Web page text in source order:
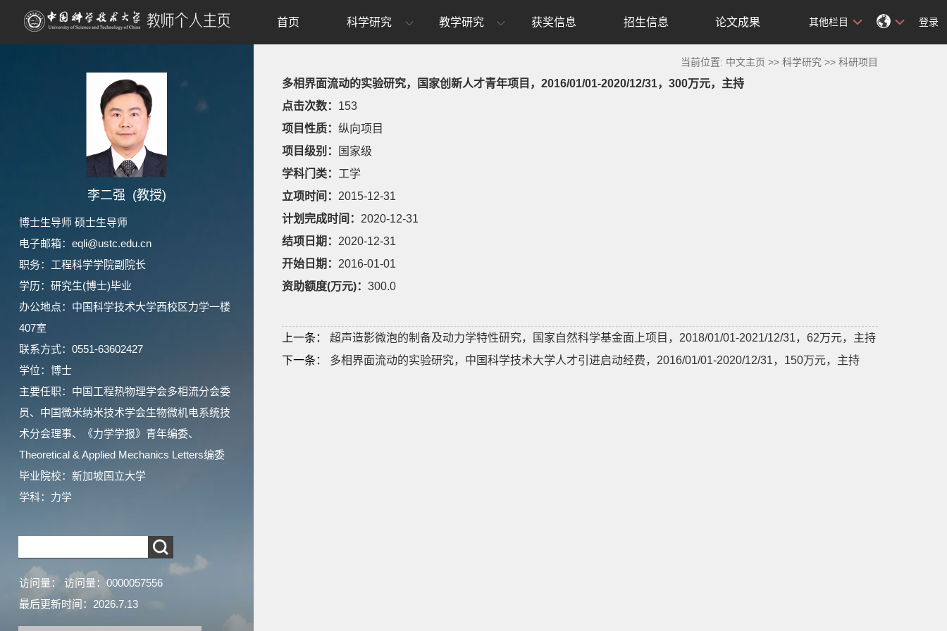
李二强 (教授)
博士生导师 硕士生导师
电子邮箱： eqli@ustc.edu.cn
职务：工程科学学院副院长
学历：研究生(博士)毕业
办公地点：中国科学技术大学西校区力学一楼
407室
联系方式：0551-63602427
学位：博士
主要任职：中国工程热物理学会多相流分会委
员、中国微米纳米技术学会生物微机电系统技
术分会理事、《力学学报》青年编委、
Theoretical & Applied Mechanics Letters编委
毕业院校：新加坡国立大学
学科：力学
访问量： 访问量：0000057556
最后更新时间： 2026.7.13
首页 科学研究 教学研究 获奖信息 招生信息 论文成果 其他栏目 登录
当前位置: 中文主页 >>科学研究 >>科研项目
多相界面流动的实验研究，国家创新人才青年项目，2016/01/01-2020/12/31，300万元，主持
点击次数： 153
项目性质： 纵向项目
项目级别：
国家级
学科门类： 工学
立项时间： 2015-12-31
计划完成时间： 2020-12-31
结项日期： 2020-12-31
开始日期： 2016-01-01
资助额度(万元)： 300.0
上一条：
超声造影微泡的制备及动力学特性研究，国家自然科学基金面上项目，2018/01/01-2021/12/31，62万元，主持
下一条：
多相界面流动的实验研究，中国科学技术大学人才引进启动经费，2016/01/01-2020/12/31，150万元，主持